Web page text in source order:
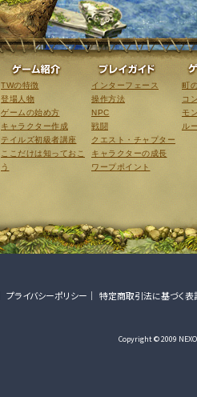
ニュース ゲーム紹介
TWの特徴
登場人物
ゲームの始め方
キャラクター作成
テイルズ初級者講座
ここだけは知っておこ
う
インターフェース
操作方法
NPC
戦闘
クエスト・チャプター
キャラクターの成長
ワープポイント
町
コ
モ
ル
プライバシーポリシー 特定商取引法に基づく表
Copyright © 2009